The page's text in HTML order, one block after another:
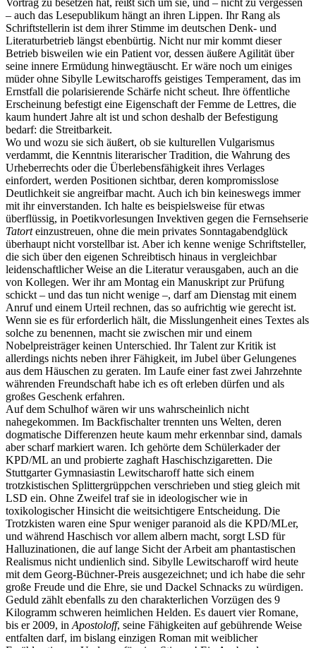
Vortrag zu besetzen hat, reißt sich um sie, und – nicht zu vergessen
– auch das Lesepublikum hängt an ihren Lippen. Ihr Rang als
Schriftstellerin ist dem ihrer Stimme im deutschen Denk- und
Literaturbetrieb längst ebenbürtig. Nicht nur mir kommt dieser
Betrieb bisweilen wie ein Patient vor, dessen äußere Agilität über
seine innere Ermüdung hinwegtäuscht. Er wäre noch um einiges
müder ohne Sibylle Lewitscharoffs geistiges Temperament, das im
Ernstfall die polarisierende Schärfe nicht scheut. Ihre öffentliche
Erscheinung befestigt eine Eigenschaft der Femme de Lettres, die
kaum hundert Jahre alt ist und schon deshalb der Befestigung
bedarf: die Streitbarkeit.
Wo und wozu sie sich äußert, ob sie kulturellen Vulgarismus
verdammt, die Kenntnis literarischer Tradition, die Wahrung des
Urheberrechts oder die Überlebensfähigkeit ihres Verlages
einfordert, werden Positionen sichtbar, deren kompromisslose
Deutlichkeit sie angreifbar macht. Auch ich bin keineswegs immer
mit ihr einverstanden. Ich halte es beispielsweise für etwas
überflüssig, in Poetikvorlesungen Invektiven gegen die Fernsehserie
Tatorteinzustreuen, ohne die mein privates Sonntagabendglück
überhaupt nicht vorstellbar ist. Aber ich kenne wenige Schriftsteller,
die sich über den eigenen Schreibtisch hinaus in vergleichbar
leidenschaftlicher Weise an die Literatur verausgaben, auch an die
von Kollegen. Wer ihr am Montag ein Manuskript zur Prüfung
schickt – und das tun nicht wenige –, darf am Dienstag mit einem
Anruf und einem Urteil rechnen, das so aufrichtig wie gerecht ist.
Wenn sie es für erforderlich hält, die Misslungenheit eines Textes als
solche zu benennen, macht sie zwischen mir und einem
Nobelpreisträger keinen Unterschied. Ihr Talent zur Kritik ist
allerdings nichts neben ihrer Fähigkeit, im Jubel über Gelungenes
aus dem Häuschen zu geraten. Im Laufe einer fast zwei Jahrzehnte
währenden Freundschaft habe ich es oft erleben dürfen und als
großes Geschenk erfahren.
Auf dem Schulhof wären wir uns wahrscheinlich nicht
nahegekommen. Im Backfischalter trennten uns Welten, deren
dogmatische Differenzen heute kaum mehr erkennbar sind, damals
aber scharf markiert waren. Ich gehörte dem Schülerkader der
KPD/ML an und probierte zaghaft Haschischzigaretten. Die
Stuttgarter Gymnasiastin Lewitscharoff hatte sich einem
trotzkistischen Splittergrüppchen verschrieben und stieg gleich mit
LSD ein. Ohne Zweifel traf sie in ideologischer wie in
toxikologischer Hinsicht die weitsichtigere Entscheidung. Die
Trotzkisten waren eine Spur weniger paranoid als die KPD/MLer,
und während Haschisch vor allem albern macht, sorgt LSD für
Halluzinationen, die auf lange Sicht der Arbeit am phantastischen
Realismus nicht undienlich sind. Sibylle Lewitscharoff wird heute
mit dem Georg-Büchner-Preis ausgezeichnet; und ich habe die sehr
große Freude und die Ehre, sie und Dackel Schnacks zu würdigen.
Geduld zählt ebenfalls zu den charakterlichen Vorzügen des 9
Kilogramm schweren heimlichen Helden. Es dauert vier Romane,
bis er 2009, inApostoloff, seine Fähigkeiten auf gebührende Weise
entfalten darf, im bislang einzigen Roman mit weiblicher